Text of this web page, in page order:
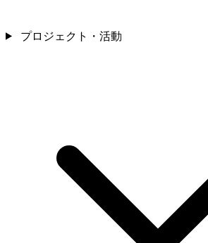
プロジェクト・活動